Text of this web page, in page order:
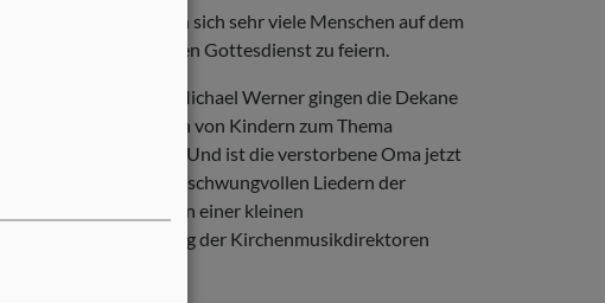
Wetter, und so hatten sich sehr viele Menschen auf dem
um gemeinsam einen Gottesdienst zu feiern.
des Bürgermeisters Michael Werner gingen die Dekane
Rasp einigen Fragen von Kindern zum Thema
Himmel eigentlich? Und ist die verstorbene Oma jetzt
der Gottesdienst von schwungvollen Liedern der
begleitet von einer kleinen
unter der Leitung der Kirchenmusikdirektoren